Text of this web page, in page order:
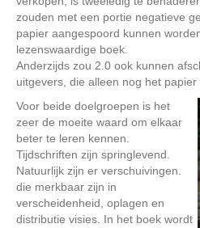
zouden met een portie negatieve
papier aangespoord kunnen
lezenswaardige boek.
Anderzijds zou 2.0 ook kunnen
uitgevers, die alleen nog het papier
Voor beide doelgroepen is het
zeer de moeite waard om elkaar
beter te leren kennen.
Tijdschriften zijn springlevend.
Natuurlijk zijn er verschuivingen.
die merkbaar zijn in
verscheidenheid, oplagen en
distributie visies. In het boek wordt